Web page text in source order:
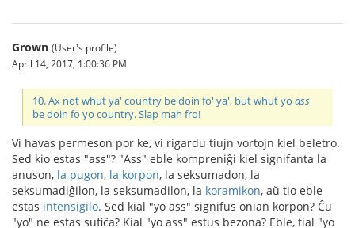
Grown (User's profile)
April 14, 2017, 1:00:36 PM
10. Ax not whut ya' country be doin fo' ya', but whut yoass
be doin fo yo country. Slap mah fro!
Vi havas permeson por ke, vi rigardu tiujn vortojn kiel beletro.
Sed kio estas "ass"? "Ass" eble kompreniĝi kiel signifanta la
anuson, la pugon, la korpon, la seksumadon, la
seksumadiĝilon, la seksumadilon, la koramikon, aŭ tio eble
estas intensigilo. Sed kial "yo ass" signifus onian korpon? Ĉu
"yo" ne estas sufiĉa? Kial "yo ass" estus bezona? Eble, tial "yo